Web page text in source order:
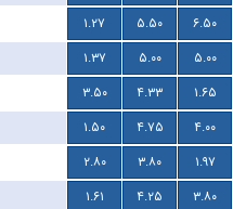
۱.۲۷ ۵.۵۰
۶.۵۰
۱.۳۷ ۵.۰۰
۵.۰۰
۳.۵۰ ۴.۳۳
۱.۶۵
۱.۵۰ ۴.۷۵
۴.۰۰
۲.۸۰ ۳.۸۰
۱.۹۷
۱.۶۱ ۴.۲۵
۳.۸۰